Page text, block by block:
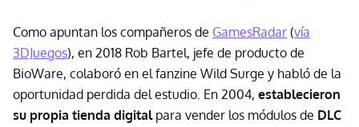
Como apuntan los compañeros de GamesRadar (vía
3DJuegos), en 2018 Rob Bartel, jefe de producto de
BioWare, colaboró en el fanzine Wild Surge y habló de la
oportunidad perdida del estudio. En 2004, establecieron
su propia tienda digital para vender los módulos de DLC